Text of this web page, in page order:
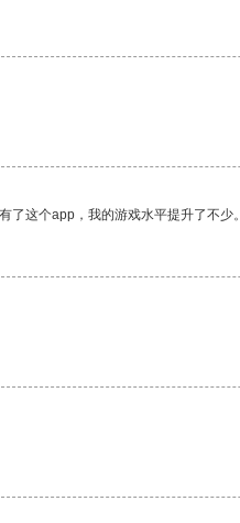
这个app，我的游戏水平提升了不少。